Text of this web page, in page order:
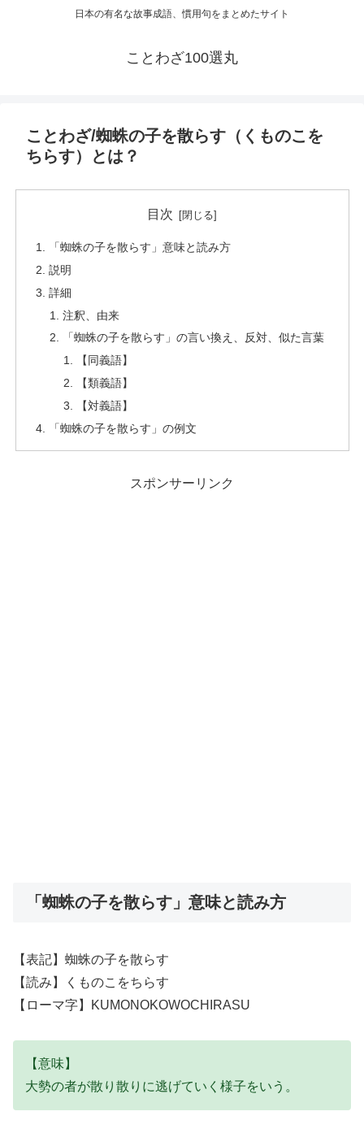
日本の有名な故事成語、慣用句をまとめたサイト
ことわざ100選丸
ことわざ/蜘蛛の子を散らす（くものこを
ちらす）とは？
目次
「蜘蛛の子を散らす」意味と読み方
説明
詳細
注釈、由来
「蜘蛛の子を散らす」の言い換え、反対、似た言葉
【同義語】
【類義語】
【対義語】
「蜘蛛の子を散らす」の例文
スポンサーリンク
「蜘蛛の子を散らす」意味と読み方
【表記】蜘蛛の子を散らす
【読み】くものこをちらす
【ローマ字】KUMONOKOWOCHIRASU
【意味】
大勢の者が散り散りに逃げていく様子をいう。